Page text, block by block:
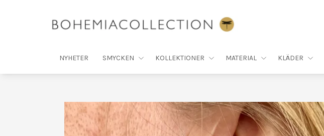
NYHETER SMYCKEN KOLLEKTIONER MATERIAL KLÄDER